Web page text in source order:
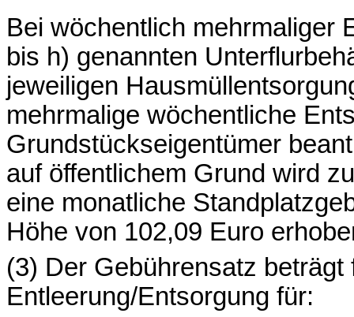
Bei wöchentlich mehrmaliger
bis h) genannten
jeweiligen
mehrmalige wöchentliche
Grundstückseigentümer
auf öffentlichem Grund wird
eine monatliche
Höhe von 102,09 Euro
(3) Der Gebührensatz
Entleerung/Entsorgung für: